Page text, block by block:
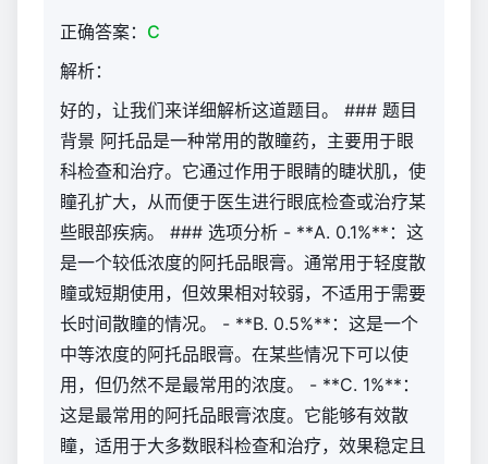
正确答案： C
解析：
好的，让我们来详细解析这道题目。 ### 题目
背景 阿托品是一种常用的散瞳药，主要用于眼
科检查和治疗。它通过作用于眼睛的睫状肌，使
瞳孔扩大，从而便于医生进行眼底检查或治疗某
些眼部疾病。 ### 选项分析 - **A. 0.1%**：这
是一个较低浓度的阿托品眼膏。通常用于轻度散
瞳或短期使用，但效果相对较弱，不适用于需要
长时间散瞳的情况。 - **B. 0.5%**：这是一个
中等浓度的阿托品眼膏。在某些情况下可以使
用，但仍然不是最常用的浓度。 - **C. 1%**：
这是最常用的阿托品眼膏浓度。它能够有效散
瞳，适用于大多数眼科检查和治疗，效果稳定且